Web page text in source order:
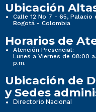
Ubicación
Calle 12 No 7 - 65, Palacio
Bogotá - Colombia
Horarios de
Atención Presencial:
Lunes a Viernes de 08:00
p.m.
Ubicación de
y Sedes
Directorio Nacional